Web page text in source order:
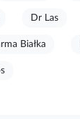
Dr Las
Białka